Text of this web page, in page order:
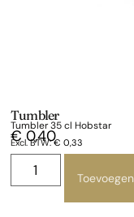
Tumbler
Tumbler 35 cl Hobstar
€0,40
Excl. BTW:€ 0,33